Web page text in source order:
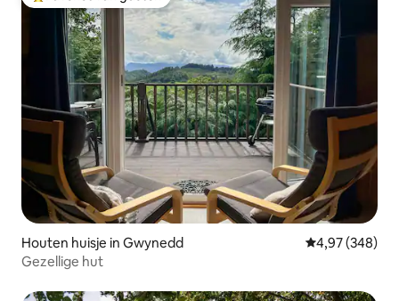
Houten huisje in Gwynedd Gemiddelde
4,97 (348)
Gezellige hut